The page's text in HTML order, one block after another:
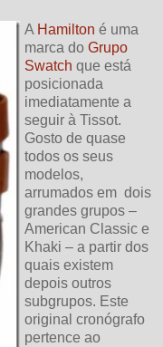
A Hamilton é uma
marca do Grupo
Swatch que está
posicionada
imediatamente a
seguir à Tissot.
Gosto de quase
todos os seus
modelos,
arrumados em dois
grandes grupos –
American Classic e
Khaki – a partir dos
quais existem
depois outros
subgrupos. Este
original cronógrafo
pertence ao